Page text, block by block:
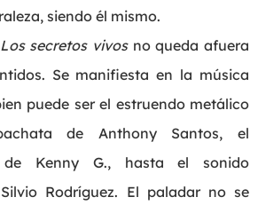
siendo él mismo.
Los secretos vivos no queda afuera
Se manifiesta en la música
puede ser el estruendo metálico
de Anthony Santos, el
de Kenny G., hasta el sonido
Rodríguez. El paladar no se